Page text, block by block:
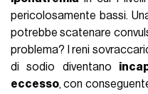
pericolosamente bassi.
potrebbe scatenare
problema? I reni
di sodio diventano
eccesso, con